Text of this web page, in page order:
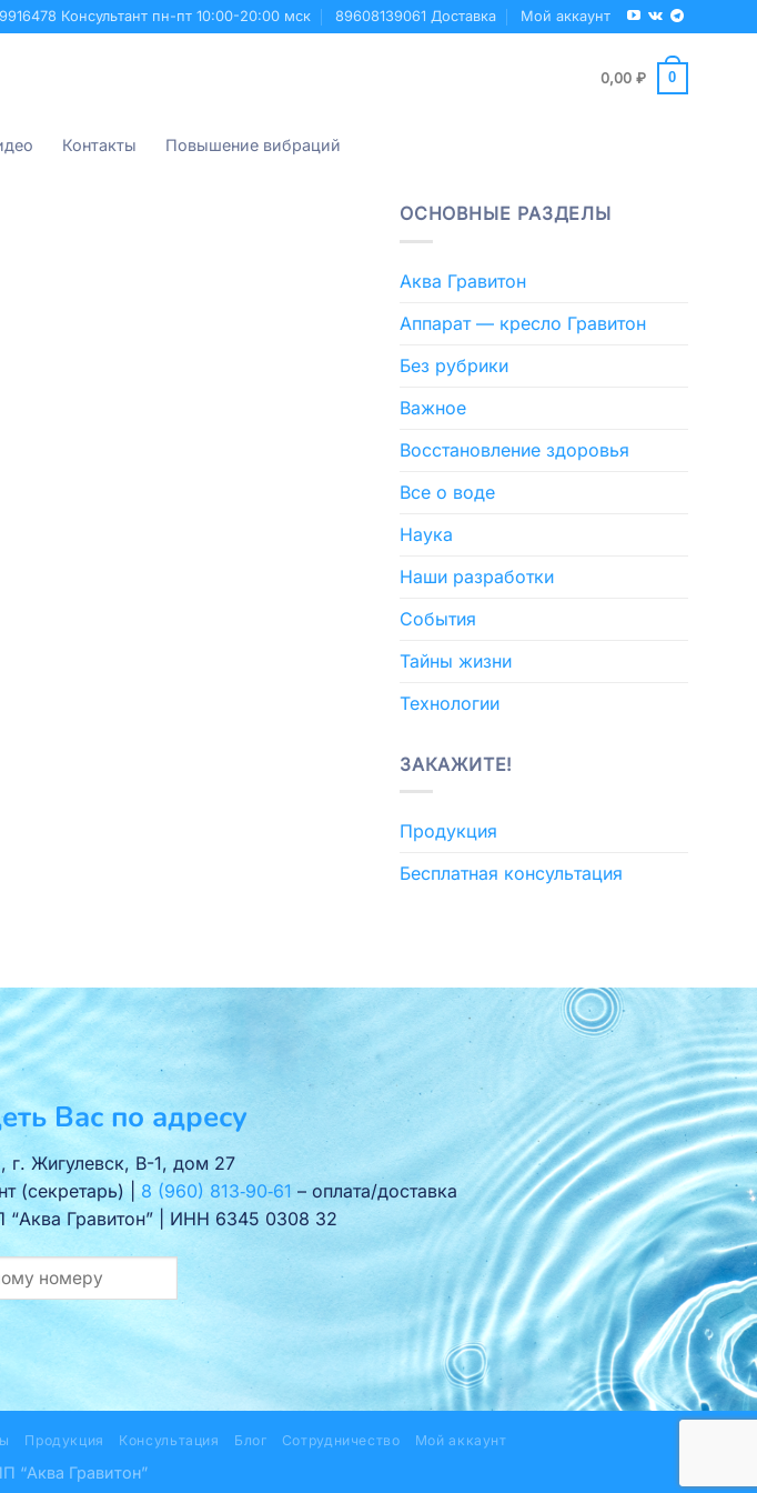
Консультант пн-пт 10:00-20:00 мск 89608139061 Доставка Мой аккаунт
0,00 ₽ 0
Контакты Повышение вибраций
ОСНОВНЫЕ РАЗДЕЛЫ
Аква Гравитон
Аппарат — кресло Гравитон
Без рубрики
Важное
Восстановление здоровья
Все о воде
Наука
Наши разработки
События
Тайны жизни
Технологии
ЗАКАЖИТЕ!
Продукция
Бесплатная консультация
Вас по адресу
г. Жигулевск, В-1, дом 27
(секретарь) | 8 (960) 813‑90‑61 – оплата/доставка
Гравитон” | ИНН 6345 0308 32
Продукция Консультация Блог Сотрудничество Мой аккаунт
Гравитон”